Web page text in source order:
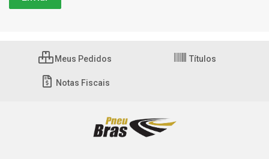
Meus Pedidos Títulos
Notas Fiscais